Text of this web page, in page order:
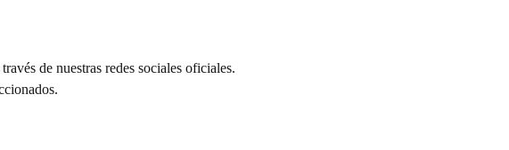
de nuestras redes sociales oficiales.